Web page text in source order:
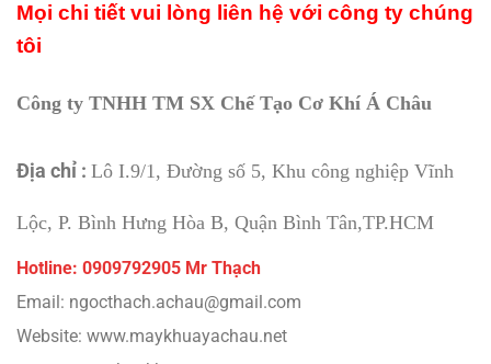
Mọi chi tiết vui lòng liên hệ với công ty chúng
tôi
Công ty TNHH TM SX Chế Tạo Cơ Khí Á Châu
Địa chỉ : Lô I.9/1, Đường số 5, Khu công nghiệp Vĩnh
Lộc, P. Bình Hưng Hòa B, Quận Bình Tân,TP.HCM
Hotline: 0909792905 Mr Thạch
Email: ngocthach.achau@gmail.com
Website: www.maykhuayachau.net